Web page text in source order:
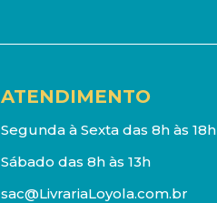
ATENDIMENTO
Segunda à Sexta das 8h às 18h
Sábado das 8h às 13h
sac@LivrariaLoyola.com.br